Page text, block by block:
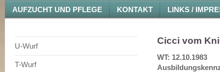
AUFZUCHT UND PFLEGE KONTAKT LINKS /
U-Wurf
T-Wurf
Cicci vom
WT: 12.10.1983